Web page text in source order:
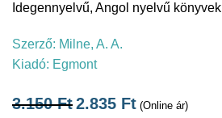
Idegennyelvű, Angol nyelvű könyvek
Szerző: Milne, A. A.
Kiadó: Egmont
3.150Ft2.835 Ft (Online ár)